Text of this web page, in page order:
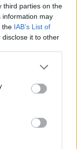
third parties on the
information may
the IAB’s List of
it to other
or more Google
You may click to
party tags to
in below Google
VAGYOK